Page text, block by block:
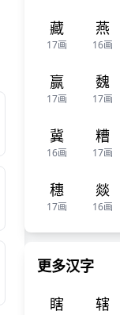
藏
17画
燕
16画
赢
17画
魏
17画
冀
16画
糟
17画
穗
17画
燚
16画
更多汉字
瞎
辖